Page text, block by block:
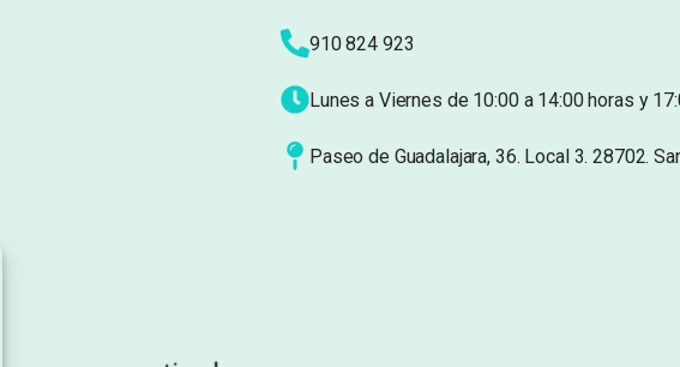
910 824 923
Lunes a Viernes de 10:00 a 14:00 horas y
Paseo de Guadalajara, 36. Local 3. 28702.